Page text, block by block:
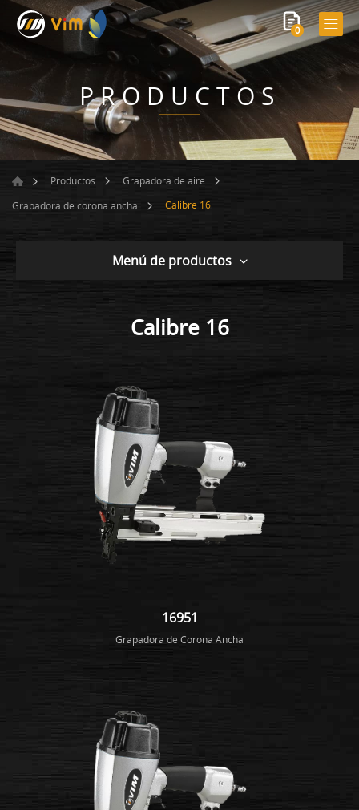
0
PRODUCTOS
Productos
Grapadora de aire
Grapadora de corona ancha
Calibre 16
Menú de productos
Calibre 16
16951
Grapadora de Corona Ancha